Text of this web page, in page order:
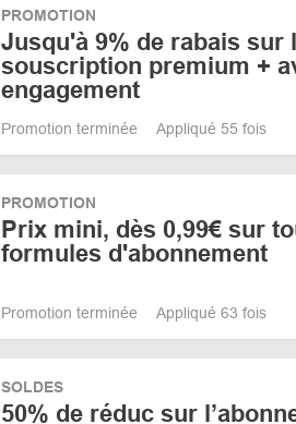
PROMOTION
Jusqu'à 9% de rabais sur
souscription premium +
engagement
Promotion terminée Appliqué 55 fois
PROMOTION
Prix mini, dès 0,99€ sur
formules d'abonnement
Promotion terminée Appliqué 63 fois
SOLDES
50% de réduc sur